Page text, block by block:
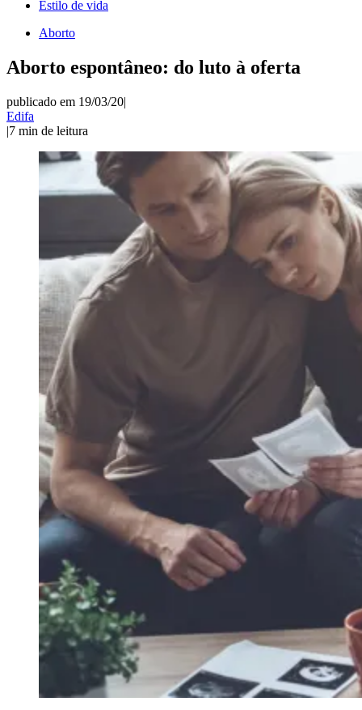
Estilo de vida
Aborto
Aborto espontâneo: do luto à oferta
publicado em 19/03/20|
Edifa
|7 min de leitura